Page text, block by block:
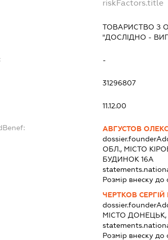
riskFactors.title
ТОВАРИСТВО З
"ДОСЛІДНО -
-
31296807
11.12.00
АВГУСТОВ
ОБЛ., МІСТО
БУДИНОК 16А
Розмір внеску до
ЧЕРТКОВ
МІСТО
Розмір внеску до